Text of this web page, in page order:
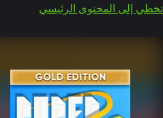
تخطي إلى المحتوى الرئيسي